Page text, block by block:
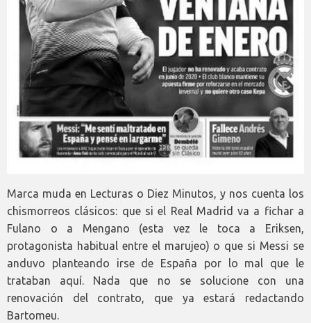
Marca muda en Lecturas o Diez Minutos, y nos cuenta los
chismorreos clásicos: que si el Real Madrid va a fichar a
Fulano o a Mengano (esta vez le toca a Eriksen,
protagonista habitual entre el marujeo) o que si Messi se
anduvo planteando irse de España por lo mal que le
trataban aquí. Nada que no se solucione con una
renovación del contrato, que ya estará redactando
Bartomeu.